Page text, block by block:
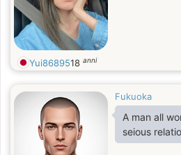
Yui8689518 anni
Fukuoka
A man all
seious